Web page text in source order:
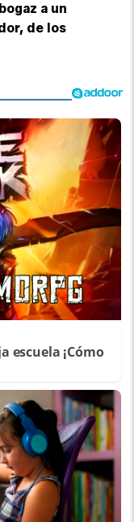
a un
de los
escuela ¡Cómo